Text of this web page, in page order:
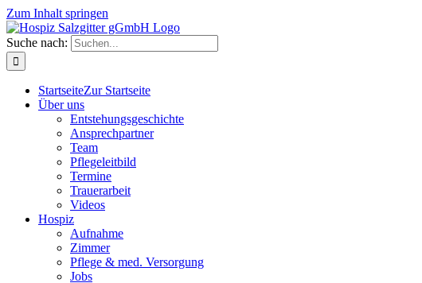
Zum Inhalt springen
Suche nach:
StartseiteZur Startseite
Über uns
Entstehungsgeschichte
Ansprechpartner
Team
Pflegeleitbild
Termine
Trauerarbeit
Videos
Hospiz
Aufnahme
Zimmer
Pflege & med. Versorgung
Jobs